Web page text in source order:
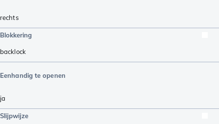
rechts
Blokkering
backlock
Eenhandig te openen
ja
Slijpwijze